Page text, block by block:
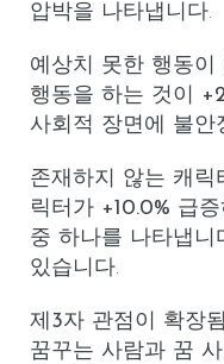
압박을 나타냅니다.
예상치 못한 행동이
행동을 하는 것이
사회적 장면에 불안
존재하지 않는 캐릭
릭터 가 +10.0% 급
중 하나를 나타냅니
있습니다.
제3자 관점이 확장됨
꿈꾸는 사람과 꿈